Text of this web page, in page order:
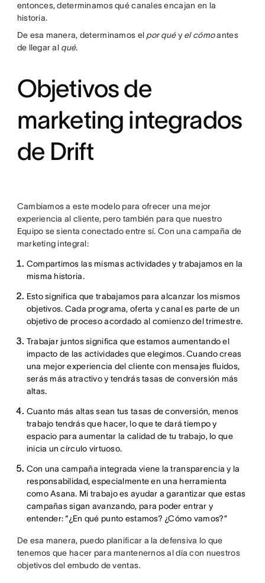
entonces, determinamos qué canales encajan en la
historia.
De esa manera, determinamos el por quéyel cómoantes
de llegar al qué.
Objetivos de
marketing integrados
de Drift
Cambiamos a este modelo para ofrecer una mejor
experiencia al cliente, pero también para que nuestro
Equipo se sienta conectado entre sí. Con una campaña de
marketing integral:
Compartimos las mismas actividades y trabajamos en la
misma historia.
Esto significa que trabajamos para alcanzar los mismos
objetivos. Cada programa, oferta y canal es parte de un
objetivo de proceso acordado al comienzo del trimestre.
Trabajar juntos significa que estamos aumentando el
impacto de las actividades que elegimos. Cuando creas
una mejor experiencia del cliente con mensajes fluidos,
serás más atractivo y tendrás tasas de conversión más
altas.
Cuanto más altas sean tus tasas de conversión, menos
trabajo tendrás que hacer, lo que te dará tiempo y
espacio para aumentar la calidad de tu trabajo, lo que
inicia un círculo virtuoso.
Con una campaña integrada viene la transparencia y la
responsabilidad, especialmente en una herramienta
como Asana. Mi trabajo es ayudar a garantizar que estas
campañas sigan avanzando, para poder entrar y
entender: “¿En qué punto estamos? ¿Cómo vamos?”
De esa manera, puedo planificar a la defensiva lo que
tenemos que hacer para mantenernos al día con nuestros
objetivos del embudo de ventas.